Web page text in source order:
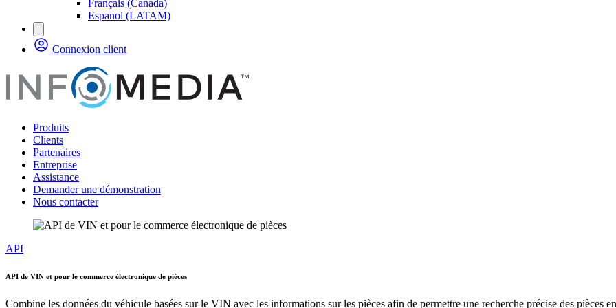
Français (Canada)
Espanol (LATAM)
Connexion client
Produits
Clients
Partenaires
Entreprise
Assistance
Demander une démonstration
Nous contacter
API
API de VIN et pour le commerce électronique de pièces
Combine les données du véhicule basées sur le VIN avec les informations sur les pièces afin de permettre une recherche précise des pièces